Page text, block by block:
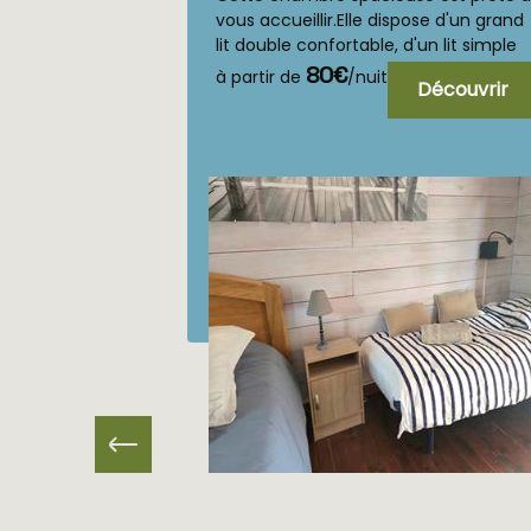
vous accueillir.Elle dispose d'un grand
lit double confortable, d'un lit simple
supplémentaire, de la climatisati...
à partir de 80€/nuit Découvrir